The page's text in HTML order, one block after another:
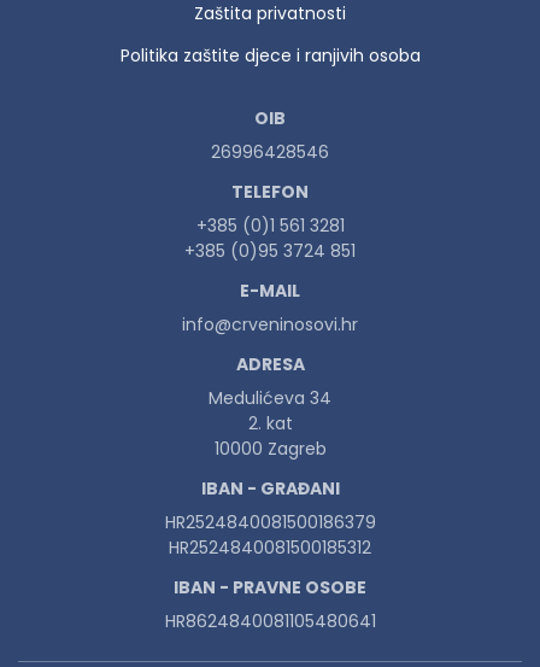
Zaštita privatnosti
Politika zaštite djece i ranjivih osoba
OIB
26996428546
TELEFON
+385 (0)1 561 3281
+385 (0)95 3724 851
E-MAIL
info@crveninosovi.hr
ADRESA
Medulićeva 34
2. kat
10000 Zagreb
IBAN - GRAĐANI
HR2524840081500186379
HR2524840081500185312
IBAN - PRAVNE OSOBE
HR8624840081105480641